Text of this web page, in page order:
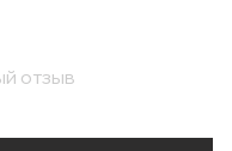
отзыв